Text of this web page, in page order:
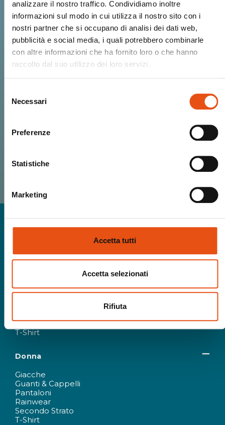
analizzare il nostro traffico. Condividiamo inoltre
informazioni sul modo in cui utilizza il nostro sito con i
nostri partner che si occupano di analisi dei dati web,
pubblicità e social media, i quali potrebbero combinarle
con altre informazioni che ha fornito loro o che hanno
raccolto dal suo utilizzo dei loro servizi.
delNecessari
Preferenze
Statistiche
Marketing
Accetta tutti
Accetta selezionati
Rifiuta
community.
Ricevi Novità, Anteprime, Offerte esclusive
e tutto il calore del mondo Ferrino!
Giacche
Guanti & Cappelli
Secondo Strato
T-Shirt
Donna
Giacche
Guanti & Cappelli
Pantaloni
Rainwear
Secondo Strato
T-Shirt